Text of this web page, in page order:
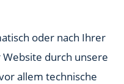
oder nach Ihrer
durch unsere
allem technische